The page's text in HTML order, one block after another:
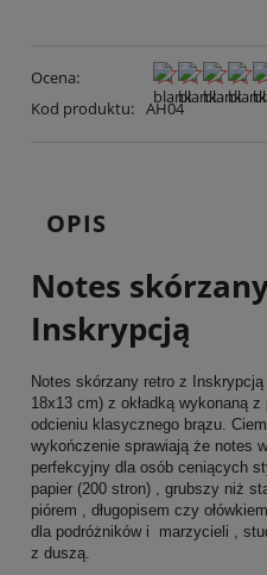
Ocena:
Kod produktu: AH04
OPIS
Notes
Inskrypcją
Notes skórzany retro z
18x13 cm) z okładką wykonaną
odcieniu klasycznego brązu.
wykończenie sprawiają że notes
perfekcyjny dla osób ceniących
papier (200 stron) , grubszy niż
piórem , długopisem czy
dla podróżników i marzycieli ,
z duszą.